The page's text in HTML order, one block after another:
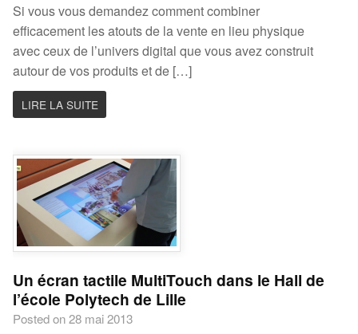
Si vous vous demandez comment combiner
efficacement les atouts de la vente en lieu physique
avec ceux de l’univers digital que vous avez construit
autour de vos produits et de […]
LIRE LA SUITE
Un écran tactile MultiTouch dans le Hall de
l’école Polytech de Lille
Posted on 28 mai 2013